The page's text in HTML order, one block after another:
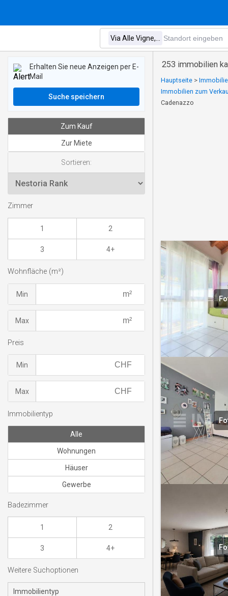
253 immobilien
Hauptseite >
Immobilien zum
Cadenazzo
Erhalten Sie neue Anzeigen per E-
Mail
Suche speichern
Zum Kauf
Zur Miete
Sortieren:
Zimmer
1 2
3 4+
Wohnfläche (m²)
Min
Max
Preis
Min
Max
Immobilientyp
Alle
Wohnungen
Häuser
Gewerbe
Badezimmer
1 2
3 4+
Weitere Suchoptionen
Immobilientyp